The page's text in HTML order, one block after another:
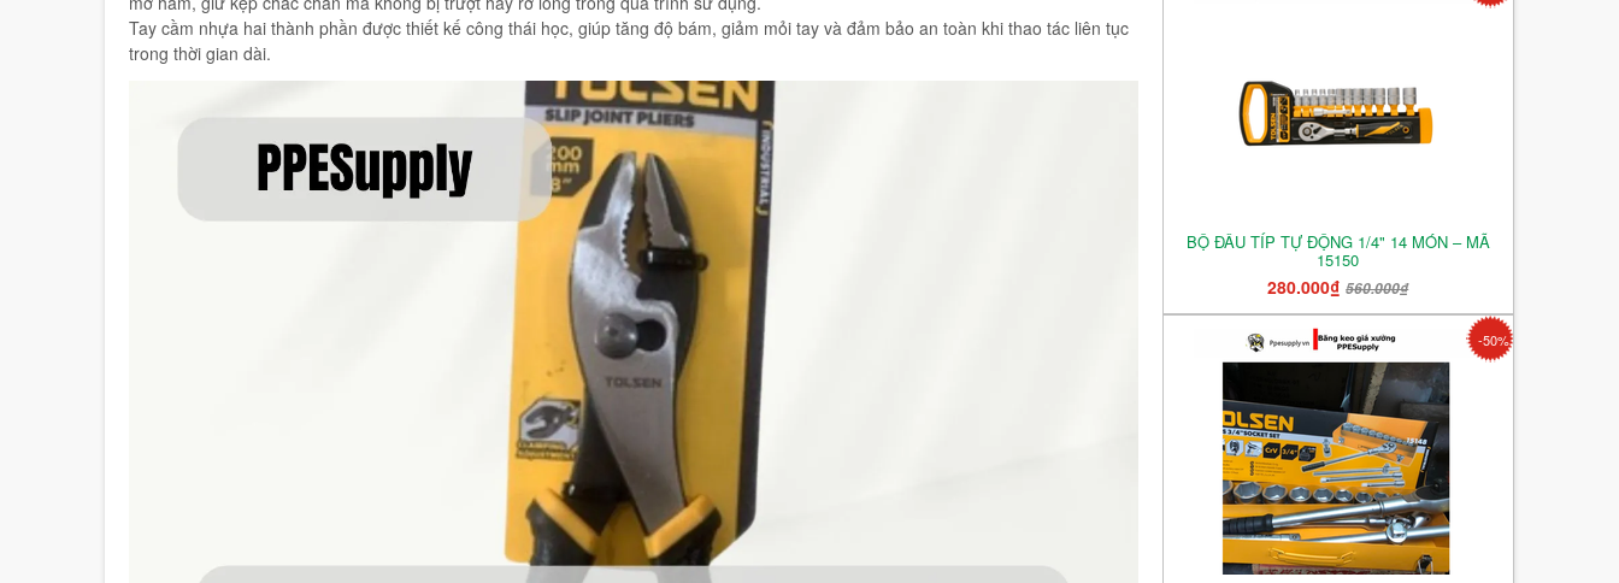
Tay cầm nhựa hai thành phần được thiết kế công thái học, giúp tăng độ bám, giảm mỏi tay và đảm bảo an toàn khi thao tác liên tục
trong thời gian dài.
BỘ ĐẦU TÍP TỰ ĐỘNG 1/4" 14 MÓN – MÃ
15150
280.000₫560.000₫
-50%